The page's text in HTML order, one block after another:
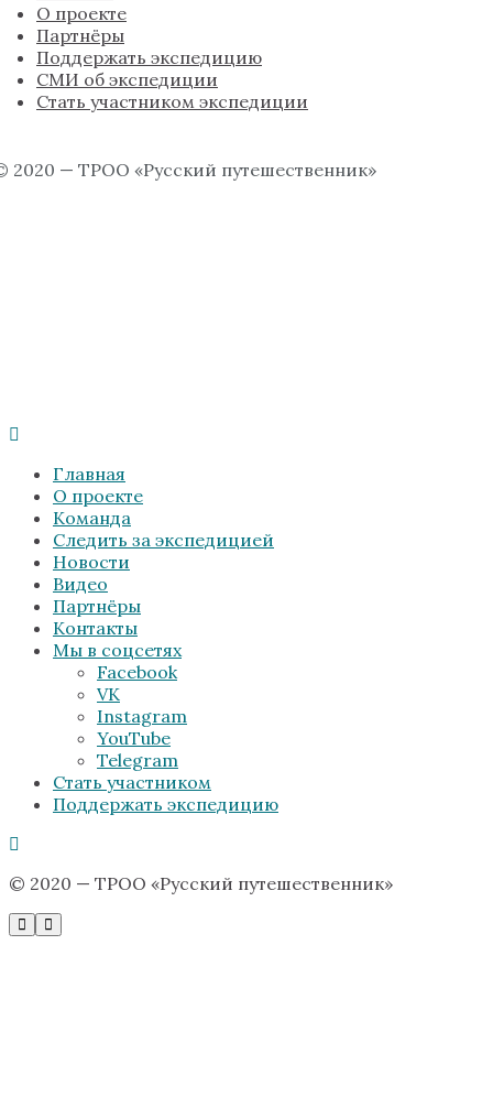
О проекте
Партнёры
Поддержать экспедицию
СМИ об экспедиции
Стать участником экспедиции
2020 — ТРОО «Русский путешественник»
Главная
О проекте
Команда
Следить за экспедицией
Новости
Видео
Партнёры
Контакты
Мы в соцсетях
Facebook
VK
Instagram
YouTube
Telegram
Стать участником
Поддержать экспедицию
© 2020 — ТРОО «Русский путешественник»